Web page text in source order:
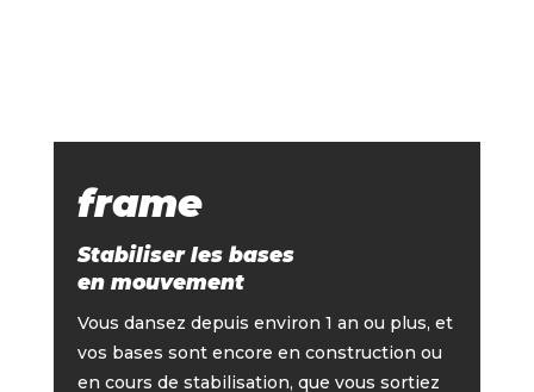
frame
Stabiliser les bases
en mouvement
Vous dansez depuis environ 1 an ou plus, et
vos bases sont encore en construction ou
en cours de stabilisation, que vous sortiez